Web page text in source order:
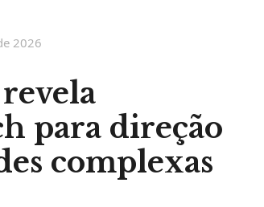
2026
para direção
complexas